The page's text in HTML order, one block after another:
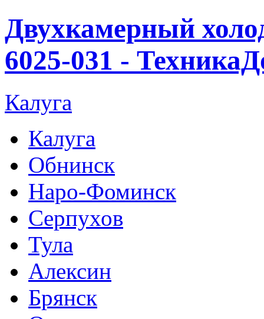
Двухкамерный
6025-031 -
Калуга
Калуга
Обнинск
Наро-Фоминск
Серпухов
Тула
Алексин
Брянск